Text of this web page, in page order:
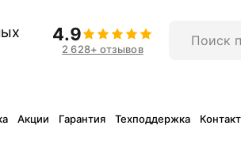
4.9
2 628+ отзывов
Акции Гарантия Техподдержка